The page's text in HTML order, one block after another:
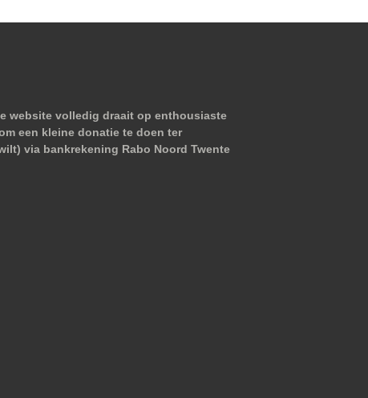
website volledig draait op enthousiaste
een kleine donatie te doen ter
via bankrekening Rabo Noord Twente